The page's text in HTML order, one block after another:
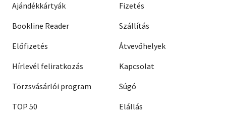
Ajándékkártyák
Bookline Reader
Előfizetés
Hírlevél feliratkozás
Törzsvásárlói program
TOP 50
Fizetés
Szállítás
Átvevőhelyek
Kapcsolat
Súgó
Elállás